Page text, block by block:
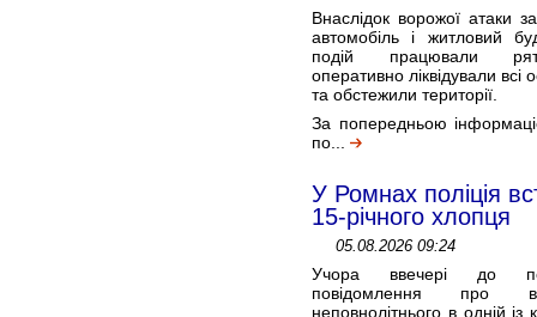
Внаслідок ворожої атаки
автомобіль і житловий
подій працювали
оперативно ліквідували
та обстежили території.
За попередньою
по...
У Ромнах поліція
15-річного хлопця
05.08.2026 09:24
Учора ввечері до
повідомлення про
неповнолітнього в одній із